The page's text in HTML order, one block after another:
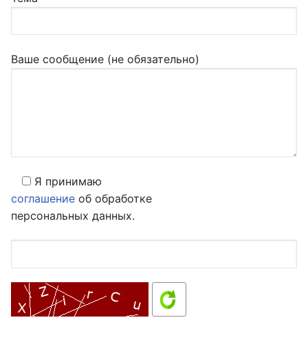
Ваше сообщение (не обязательно)
Я принимаю
соглашение об обработке
персональных данных.